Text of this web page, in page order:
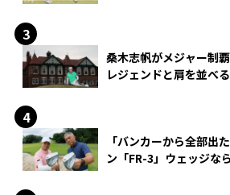
桑木志帆がメジャー制
レジェンドと肩を並べる
「バンカーから全部出
ン「FR-3」ウェッジな